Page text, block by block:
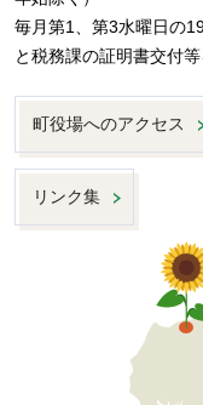
毎月第1、第3水曜日の
と税務課の証明書交付等
町役場へのアクセス
リンク集